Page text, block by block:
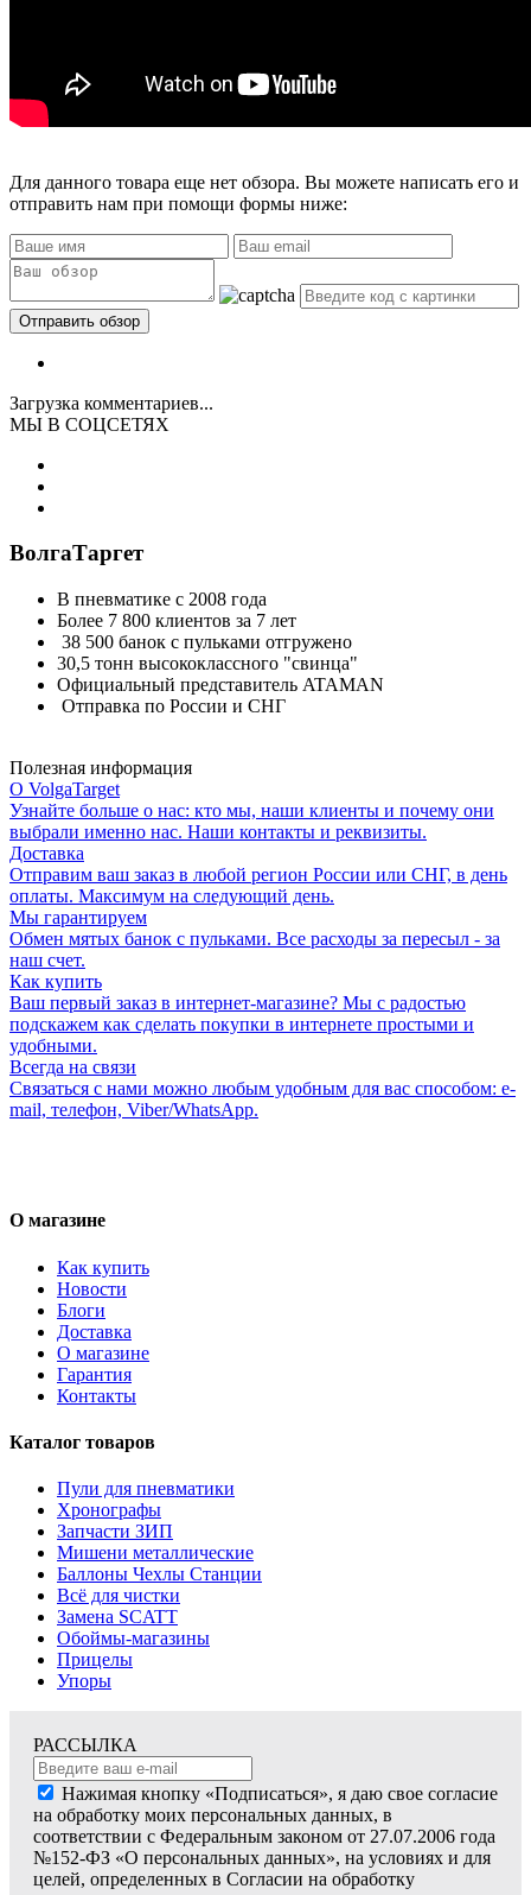
Для данного товара еще нет обзора. Вы можете написать его и
отправить нам при помощи формы ниже:
Загрузка комментариев...
МЫ В СОЦСЕТЯХ
ВолгаТаргет
В пневматике с 2008 года
Более 7 800 клиентов за 7 лет
38 500 банок с пульками отгружено
30,5 тонн высококлассного "свинца"
Официальный представитель ATAMAN
Отправка по России и СНГ
Полезная информация
О VolgaTarget
Узнайте больше о нас: кто мы, наши клиенты и почему они
выбрали именно нас. Наши контакты и реквизиты.
Доставка
Отправим ваш заказ в любой регион России или СНГ, в день
оплаты. Максимум на следующий день.
Мы гарантируем
Обмен мятых банок с пульками. Все расходы за пересыл - за
наш счет.
Как купить
Ваш первый заказ в интернет-магазине? Мы с радостью
подскажем как сделать покупки в интернете простыми и
удобными.
Всегда на связи
Связаться с нами можно любым удобным для вас способом: e-
mail, телефон, Viber/WhatsApp.
О магазине
Как купить
Новости
Блоги
Доставка
О магазине
Гарантия
Контакты
Каталог товаров
Пули для пневматики
Хронографы
Запчасти ЗИП
Мишени металлические
Баллоны Чехлы Станции
Всё для чистки
Замена SCATT
Обоймы-магазины
Прицелы
Упоры
РАССЫЛКА
Нажимая кнопку «Подписаться», я даю свое согласие
на обработку моих персональных данных, в
соответствии с Федеральным законом от 27.07.2006 года
№152-ФЗ «О персональных данных», на условиях и для
целей, определенных в Согласии на обработку